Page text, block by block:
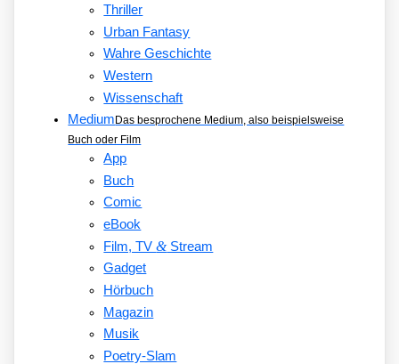
Thriller
Urban Fantasy
Wahre Geschichte
Western
Wissenschaft
Medium Das besprochene Medium, also beispielsweise
Buch oder Film
App
Buch
Comic
eBook
Film, TV&Stream
Gadget
Hörbuch
Magazin
Musik
Poetry-Slam